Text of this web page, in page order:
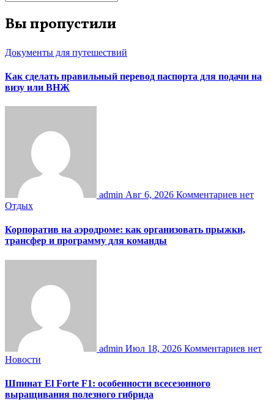
Вы пропустили
Документы для путешествий
Как сделать правильный перевод паспорта для подачи на
визу или ВНЖ
admin Авг 6, 2026 Комментариев нет
Отдых
Корпоратив на аэродроме: как организовать прыжки,
трансфер и программу для команды
admin Июл 18, 2026 Комментариев нет
Новости
Шпинат El Forte F1: особенности всесезонного
выращивания полезного гибрида